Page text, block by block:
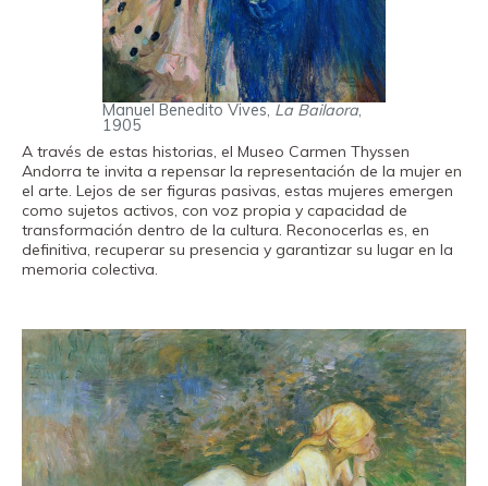
Manuel Benedito Vives, La Bailaora,
1905
A través de estas historias, el Museo Carmen Thyssen
Andorra te invita a repensar la representación de la mujer en
el arte. Lejos de ser figuras pasivas, estas mujeres emergen
como sujetos activos, con voz propia y capacidad de
transformación dentro de la cultura. Reconocerlas es, en
definitiva, recuperar su presencia y garantizar su lugar en la
memoria colectiva.